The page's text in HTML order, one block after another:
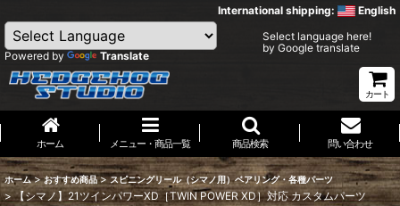
International shipping: English
Powered by Translate
Select language here!
by Google translate
カート
ホーム メニュー・商品一覧 商品検索 問い合わせ
ホーム > おすすめ商品 > スピニングリール（シマノ用）ベアリング・各種パーツ
> 【シマノ】21ツインパワーXD［TWIN POWER XD］対応 カスタムパーツ